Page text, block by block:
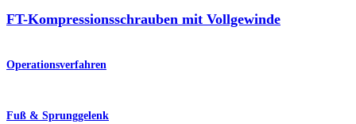
FT-Kompressionsschrauben mit Vollgewinde
Operationsverfahren
Fuß & Sprunggelenk